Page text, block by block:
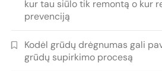
kur tau siūlo tik remontą o kur
prevenciją
Kodėl grūdų drėgnumas gali
grūdų supirkimo procesą